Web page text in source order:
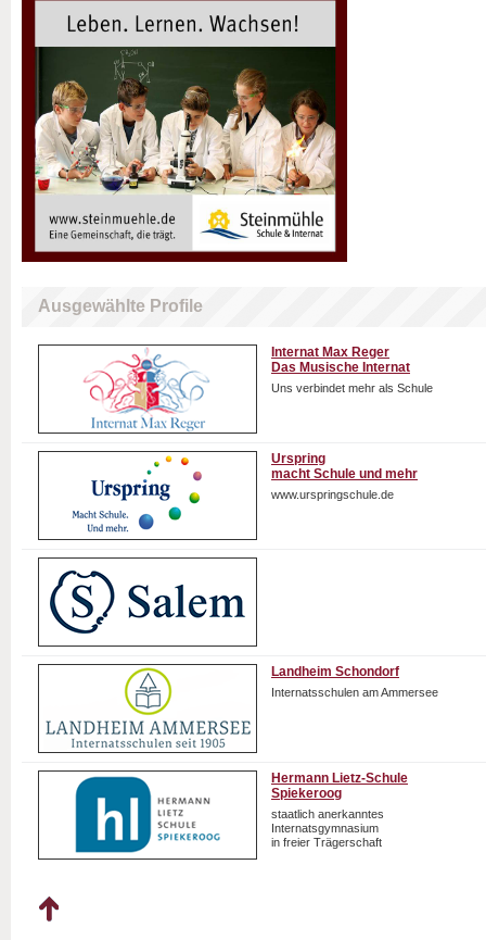
Ausgewählte Profile
Internat Max Reger
Das Musische Internat
Uns verbindet mehr als Schule
Urspring
macht Schule und mehr
www.urspringschule.de
Landheim Schondorf
Internatsschulen am Ammersee
Hermann Lietz-Schule
Spiekeroog
staatlich anerkanntes
Internatsgymnasium
in freier Trägerschaft